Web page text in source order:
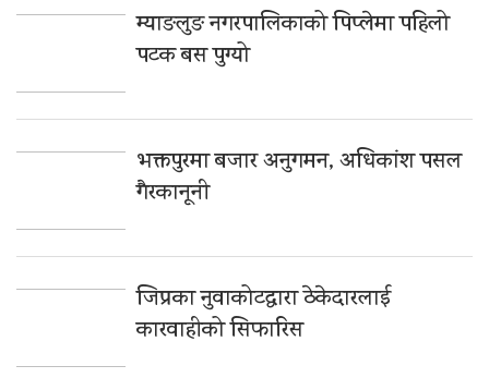
म्याङलुङ नगरपालिकाको पिप्लेमा पहिलो
पटक बस पुग्यो
भक्तपुरमा बजार अनुगमन, अधिकांश पसल
गैरकानूनी
जिप्रका नुवाकोटद्वारा ठेकेदारलाई
कारवाहीको सिफारिस